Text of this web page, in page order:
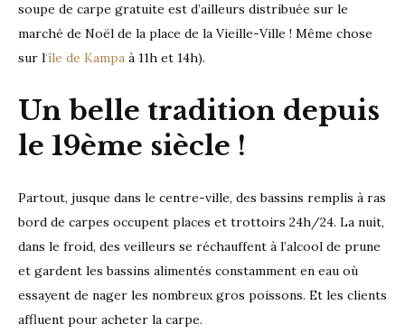
soupe de carpe gratuite est d’ailleurs distribuée sur le
marché de Noël de la place de la Vieille-Ville ! Même chose
sur l‘île de Kampa à 11h et 14h).
Un belle tradition depuis
le 19ème siècle !
Partout, jusque dans le centre-ville, des bassins remplis à ras
bord de carpes occupent places et trottoirs 24h/24. La nuit,
dans le froid, des veilleurs se réchauffent à l’alcool de prune
et gardent les bassins alimentés constamment en eau où
essayent de nager les nombreux gros poissons. Et les clients
affluent pour acheter la carpe.